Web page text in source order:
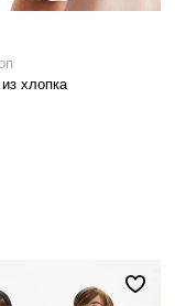
хлопка